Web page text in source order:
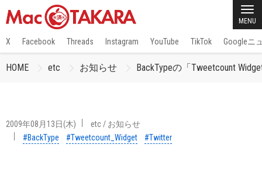
MENU
X Facebook Threads Instagram YouTube TikTok Googleニ
HOME etc お知らせ BackTypeの「Tweetcount
2009年08月13日(木) etc/ お知らせ
#BackType
#Tweetcount_Widget #Twitter